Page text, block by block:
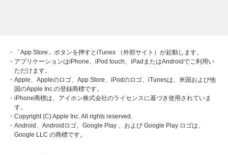
・「App Store」ボタンを押すとiTunes （外部サイト）が起動します。
・アプリケーションはiPhone、iPod touch、iPadまたはAndroidでご利用い
ただけます。
・Apple、Appleのロゴ、App Store、iPodのロゴ、iTunesは、米国および他
国のApple Inc.の登録商標です。
・iPhone商標は、アイホン株式会社のライセンスに基づき使用されていま
す。
・Copyright (C) Apple Inc. All rights reserved.
・Android、Androidロゴ、Google Play 、および Google Play ロゴは、
Google LLC の商標です。